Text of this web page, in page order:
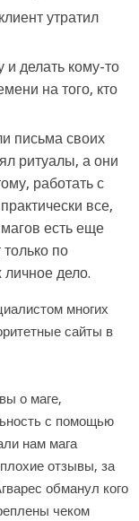
утратил
и делать кому-то
на того, кто
письма своих
ритуалы, а они
работать с
все,
есть еще
по
дело.
многих
сайты в
о маге,
с помощью
нам мага
отзывы, за
обманул кого
чеком